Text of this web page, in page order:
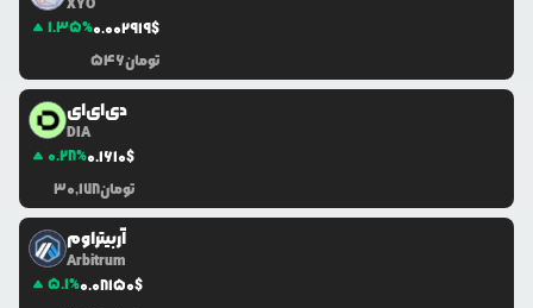
1.35%0.002919$
546تومان
دی‌ای‌ای
DIA
0.28%0.1610$
30,178تومان
آربیتراوم
Arbitrum
5.1%0.08150$